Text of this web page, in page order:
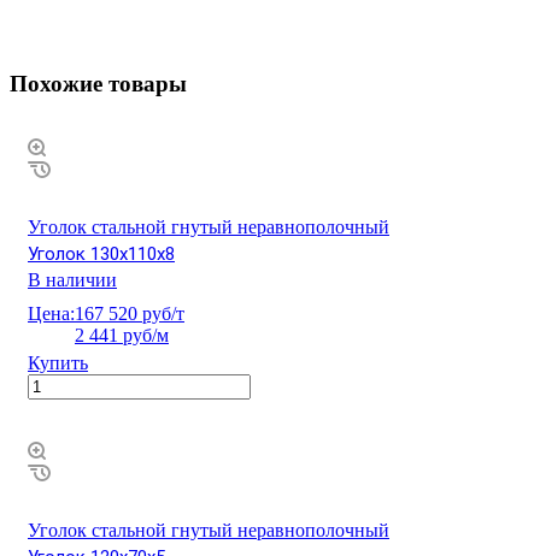
Похожие товары
Уголок стальной гнутый неравнополочный
Уголок 130х110х8
В наличии
Цена:167 520 руб/т
2 441 руб/м
Купить
Уголок стальной гнутый неравнополочный